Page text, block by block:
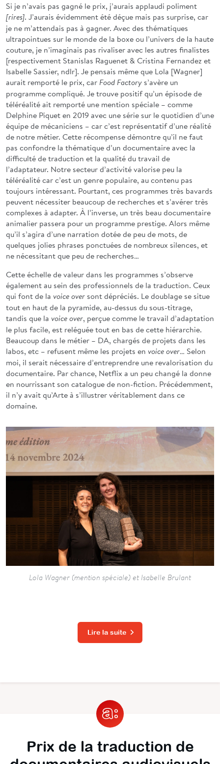
Si je n’avais pas gagné le prix, j’aurais applaudi poliment
[rires]. J’aurais évidemment été déçue mais pas surprise, car
je ne m’attendais pas à gagner. Avec des thématiques
ultrapointues sur le monde de la boxe ou l’univers de la haute
couture, je n’imaginais pas rivaliser avec les autres finalistes
[respectivement Stanislas Raguenet & Cristina Fernandez et
Isabelle Sassier, ndlr]. Je pensais même que Lola [Wagner]
aurait remporté le prix, car Food Factory s’avère un
programme compliqué. Je trouve positif qu’un épisode de
téléréalité ait remporté une mention spéciale – comme
Delphine Piquet en 2019 avec une série sur le quotidien d’une
équipe de mécaniciens – car c’est représentatif d’une réalité
de notre métier. Cette récompense démontre qu’il ne faut
pas confondre la thématique d’un documentaire avec la
difficulté de traduction et la qualité du travail de
l’adaptateur. Notre secteur d’activité valorise peu la
téléréalité car c’est un genre populaire, au contenu pas
toujours intéressant. Pourtant, ces programmes très bavards
peuvent nécessiter beaucoup de recherches et s’avérer très
complexes à adapter. À l’inverse, un très beau documentaire
animalier passera pour un programme prestige. Alors même
qu’il s’agira d’une narration dotée de peu de mots, de
quelques jolies phrases ponctuées de nombreux silences, et
ne nécessitant que peu de recherches…
Cette échelle de valeur dans les programmes s’observe
également au sein des professionnels de la traduction. Ceux
qui font de la voice over sont dépréciés. Le doublage se situe
tout en haut de la pyramide, au-dessus du sous-titrage,
tandis que la voice over, perçue comme le travail d’adaptation
le plus facile, est reléguée tout en bas de cette hiérarchie.
Beaucoup dans le métier – DA, chargés de projets dans les
labos, etc – refusent même les projets en voice over… Selon
moi, il serait nécessaire d’entreprendre une revalorisation du
documentaire. Par chance, Netflix a un peu changé la donne
en nourrissant son catalogue de non-fiction. Précédemment,
il n’y avait qu’Arte à s’illustrer véritablement dans ce
domaine.
Lola Wagner (mention spéciale) et Isabelle Brulant
Lire la suite
Prix de la traduction de